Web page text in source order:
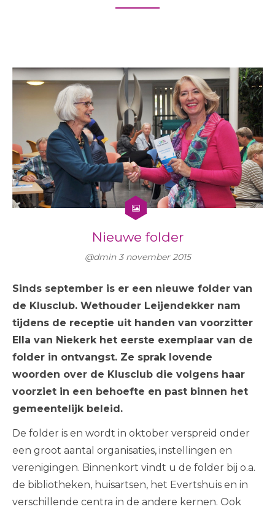
Nieuwe folder
@dmin3 november 2015
Sinds september is er een nieuwe folder van
de Klusclub. Wethouder Leijendekker nam
tijdens de receptie uit handen van voorzitter
Ella van Niekerk het eerste exemplaar van de
folder in ontvangst. Ze sprak lovende
woorden over de Klusclub die volgens haar
voorziet in een behoefte en past binnen het
gemeentelijk beleid.
De folder is en wordt in oktober verspreid onder
een groot aantal organisaties, instellingen en
verenigingen. Binnenkort vindt u de folder bij o.a.
de bibliotheken, huisartsen, het Evertshuis en in
verschillende centra in de andere kernen. Ook